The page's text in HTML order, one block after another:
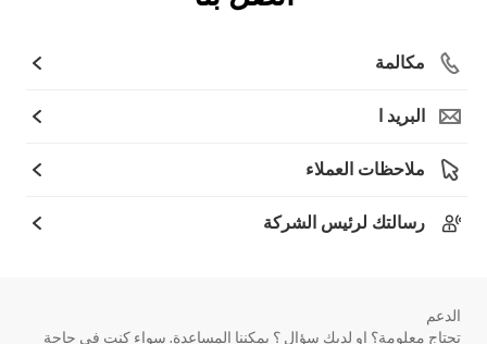
مكالمة
البريد ا
ملاحظات العملاء
رسالتك لرئيس الشركة
الدعم
تحتاج معلومة؟ او لديك سؤال ؟ يمكننا المساعدة. سواء كنت فى حاجة